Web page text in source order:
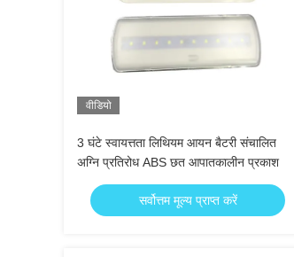
वीडियो
3 घंटे स्वायत्तता लिथियम आयन बैटरी संचालित
अग्नि प्रतिरोध ABS छत आपातकालीन प्रकाश
सर्वोत्तम मूल्य प्राप्त करें